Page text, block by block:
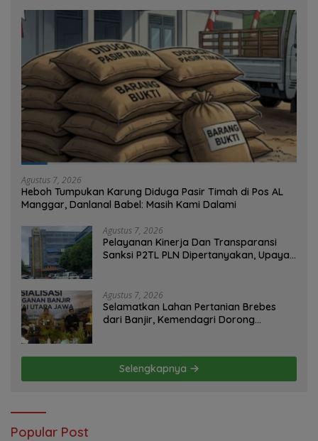
Agustus 7, 2026
Heboh Tumpukan Karung Diduga Pasir Timah di Pos AL
Manggar, Danlanal Babel: Masih Kami Dalami
Agustus 7, 2026
Pelayanan Kinerja Dan Transparansi
Sanksi P2TL PLN Dipertanyakan, Upaya
Agustus 7, 2026
Selamatkan Lahan Pertanian Brebes
dari Banjir, Kemendagri Dorong
Selengkapnya
Popular Post